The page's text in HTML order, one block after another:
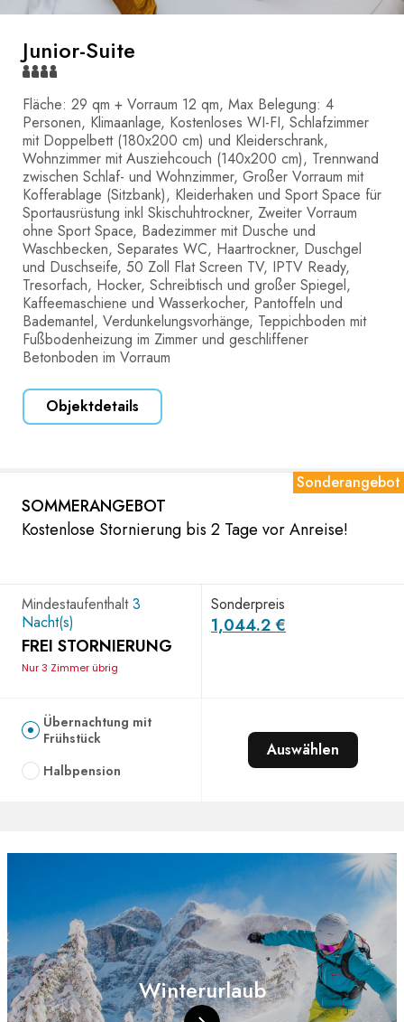
Junior-Suite
Fläche: 29 qm + Vorraum 12 qm, Max Belegung: 4
Personen, Klimaanlage, Kostenloses WI-FI, Schlafzimmer
mit Doppelbett (180x200 cm) und Kleiderschrank,
Wohnzimmer mit Ausziehcouch (140x200 cm), Trennwand
zwischen Schlaf- und Wohnzimmer, Großer Vorraum mit
Kofferablage (Sitzbank), Kleiderhaken und Sport Space für
Sportausrüstung inkl Skischuhtrockner, Zweiter Vorraum
ohne Sport Space, Badezimmer mit Dusche und
Waschbecken, Separates WC, Haartrockner, Duschgel
und Duschseife, 50 Zoll Flat Screen TV, IPTV Ready,
Tresorfach, Hocker, Schreibtisch und großer Spiegel,
Kaffeemaschiene und Wasserkocher, Pantoffeln und
Bademantel, Verdunkelungsvorhänge, Teppichboden mit
Fußbodenheizung im Zimmer und geschliffener
Betonboden im Vorraum
Objektdetails
SOMMERANGEBOT
Sonderangebot
Kostenlose Stornierung bis 2 Tage vor Anreise!
Mindestaufenthalt3
Nacht(s)
FREI STORNIERUNG
Nur 3 Zimmer übrig
Sonderpreis
1,044.2 €
Übernachtung mit
Frühstück
Halbpension
Auswählen
Winterurlaub